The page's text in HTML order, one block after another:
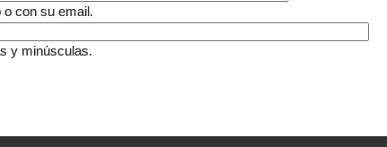
o con su email.
y minúsculas.